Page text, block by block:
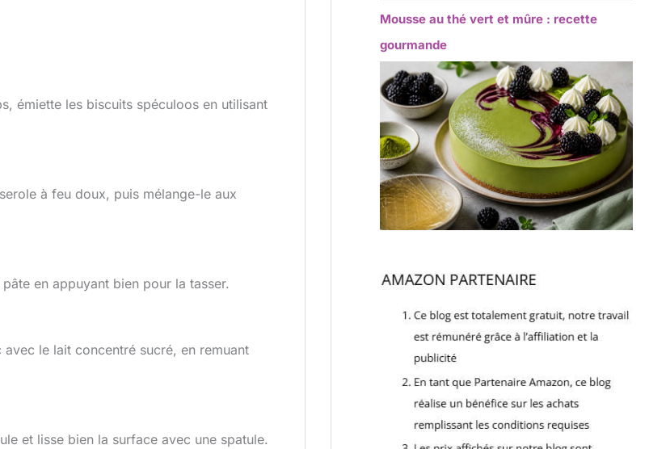
émiette les biscuits spéculoos en utilisant
à feu doux, puis mélange-le aux
en appuyant bien pour la tasser.
le lait concentré sucré, en remuant
et lisse bien la surface avec une spatule.
Mousse au thé vert et mûre : recette
gourmande